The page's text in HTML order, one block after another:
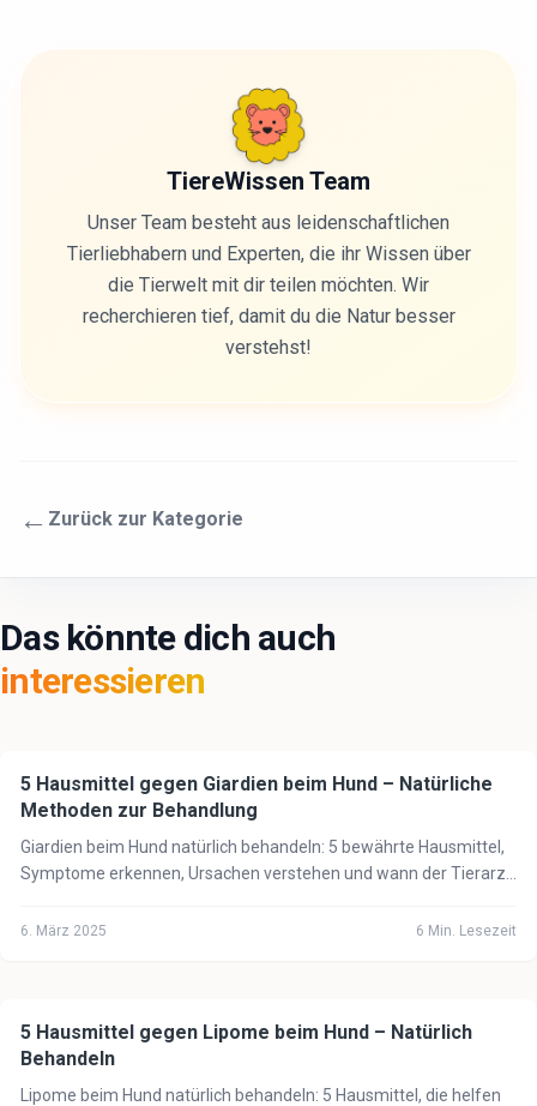
TiereWissen Team
Unser Team besteht aus leidenschaftlichen
Tierliebhabern und Experten, die ihr Wissen über
die Tierwelt mit dir teilen möchten. Wir
recherchieren tief, damit du die Natur besser
verstehst!
← Zurück zur Kategorie
Das könnte dich auch
interessieren
🐕 Hund
5 Hausmittel gegen Giardien beim Hund – Natürliche
Methoden zur Behandlung
Giardien beim Hund natürlich behandeln: 5 bewährte Hausmittel,
Symptome erkennen, Ursachen verstehen und wann der Tierarzt
6. März 2025 6 Min. Lesezeit
🐕 Hund
5 Hausmittel gegen Lipome beim Hund – Natürlich
Behandeln
Lipome beim Hund natürlich behandeln: 5 Hausmittel, die helfen